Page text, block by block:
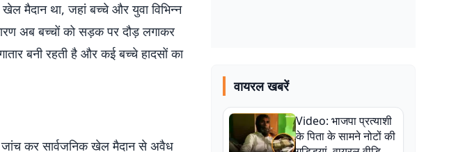
मैदान था, जहां बच्चे और युवा विभिन्न
अब बच्चों को सड़क पर दौड़ लगाकर
बनी रहती है और कई बच्चे हादसों का
जांच कर सार्वजनिक खेल मैदान से अवैध
वायरल खबरें
Video: भाजपा प्रत्याशी
के पिता के सामने नोटों की